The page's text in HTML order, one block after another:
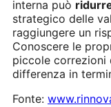
interna può
strategico delle
raggiungere un
Conoscere le
piccole correzioni
differenza in
Fonte: